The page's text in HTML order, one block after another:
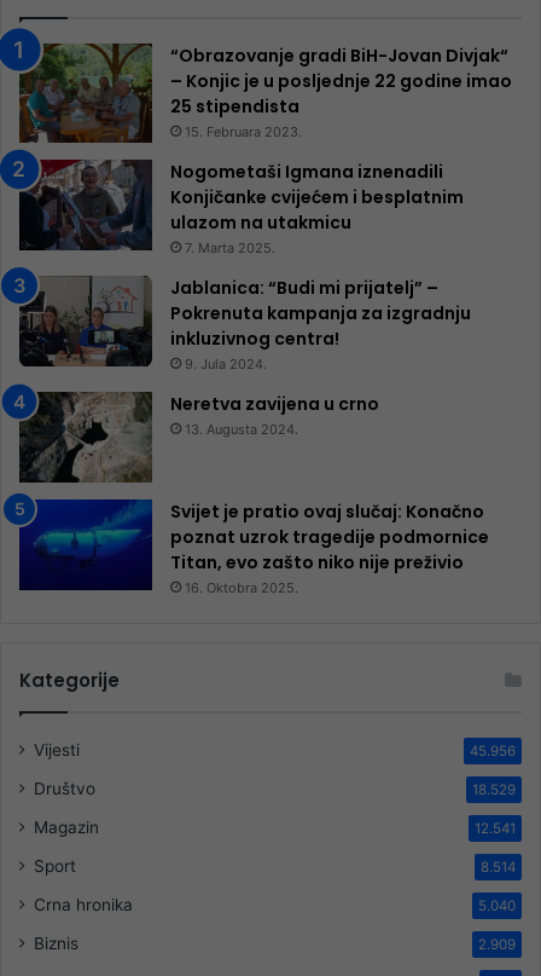
“Obrazovanje gradi BiH-Jovan Divjak“
– Konjic je u posljednje 22 godine imao
25 ​​stipendista
15. Februara 2023.
Nogometaši Igmana iznenadili
Konjičanke cvijećem i besplatnim
ulazom na utakmicu
7. Marta 2025.
Jablanica: “Budi mi prijatelj” –
Pokrenuta kampanja za izgradnju
inkluzivnog centra!
9. Jula 2024.
Neretva zavijena u crno
13. Augusta 2024.
Svijet je pratio ovaj slučaj: Konačno
poznat uzrok tragedije podmornice
Titan, evo zašto niko nije preživio
16. Oktobra 2025.
Kategorije
Vijesti 45.956
Društvo 18.529
Magazin 12.541
Sport 8.514
Crna hronika 5.040
Biznis 2.909